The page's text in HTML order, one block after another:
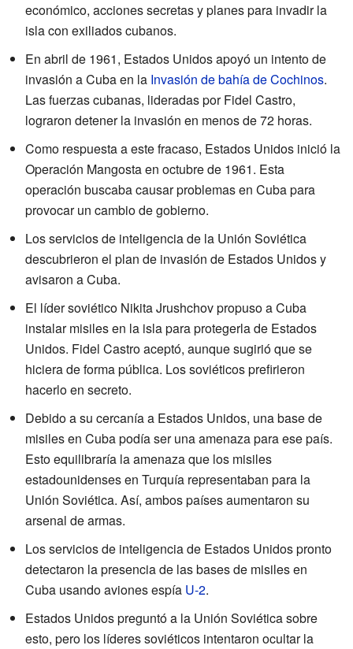
económico, acciones secretas y planes para invadir la
isla con exiliados cubanos.
En abril de 1961, Estados Unidos apoyó un intento de
invasión a Cuba en la Invasión de bahía de Cochinos.
Las fuerzas cubanas, lideradas por Fidel Castro,
lograron detener la invasión en menos de 72 horas.
Como respuesta a este fracaso, Estados Unidos inició la
Operación Mangosta en octubre de 1961. Esta
operación buscaba causar problemas en Cuba para
provocar un cambio de gobierno.
Los servicios de inteligencia de la Unión Soviética
descubrieron el plan de invasión de Estados Unidos y
avisaron a Cuba.
El líder soviético Nikita Jrushchov propuso a Cuba
instalar misiles en la isla para protegerla de Estados
Unidos. Fidel Castro aceptó, aunque sugirió que se
hiciera de forma pública. Los soviéticos prefirieron
hacerlo en secreto.
Debido a su cercanía a Estados Unidos, una base de
misiles en Cuba podía ser una amenaza para ese país.
Esto equilibraría la amenaza que los misiles
estadounidenses en Turquía representaban para la
Unión Soviética. Así, ambos países aumentaron su
arsenal de armas.
Los servicios de inteligencia de Estados Unidos pronto
detectaron la presencia de las bases de misiles en
Cuba usando aviones espía U-2.
Estados Unidos preguntó a la Unión Soviética sobre
esto, pero los líderes soviéticos intentaron ocultar la